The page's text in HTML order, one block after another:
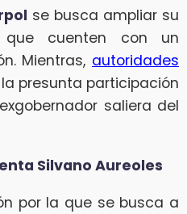
se busca ampliar su
cuenten con un
Mientras, autoridades
presunta participación
saliera del
Silvano Aureoles
por la que se busca a